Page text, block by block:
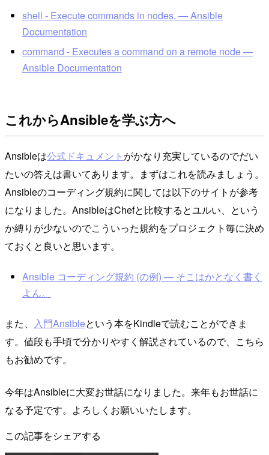
shell - Execute commands in nodes. — Ansible
Documentation
command - Executes a command on a remote node —
Ansible Documentation
これからAnsibleを学ぶ方へ
Ansibleは公式ドキュメント がかなり充実しているのでだい
たいの答えは書いてあります。まずはこれを読みましょう。
Ansibleのコーディング規約に関しては以下のサイトが参考
になりました。AnsibleはChefと比較するとユルい、という
か縛りが少ないのでこういった規約をプロジェクト毎に決め
ておくと良いと思います。
Ansible コーディング規約 (の例) — そこはかとなく書く
よん。
また、 入門Ansibleという本をKindleで読むことができま
す。値段も手頃で分かりやすく解説されているので、こちら
もお勧めです。
今年はAnsibleに大変お世話になりました。来年もお世話に
なる予定です。よろしくお願いいたします。
この記事をシェアする